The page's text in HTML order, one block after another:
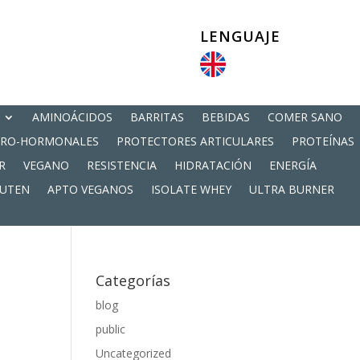
LENGUAJE
AMINOÁCIDOS BARRITAS BEBIDAS
COMER SANO
HORMONALES PROTECTORES ARTICULARES
PROTEÍNAS
VEGANO RESISTENCIA HIDRATACIÓN
ENERGÍA
APTO VEGANOS ISOLATE WHEY
ULTRA BURNER
Categorías
blog
public
Uncategorized